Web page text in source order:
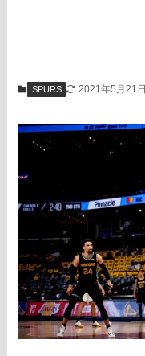
SPURS 2021年5月21日